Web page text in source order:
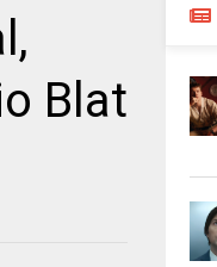
Blat